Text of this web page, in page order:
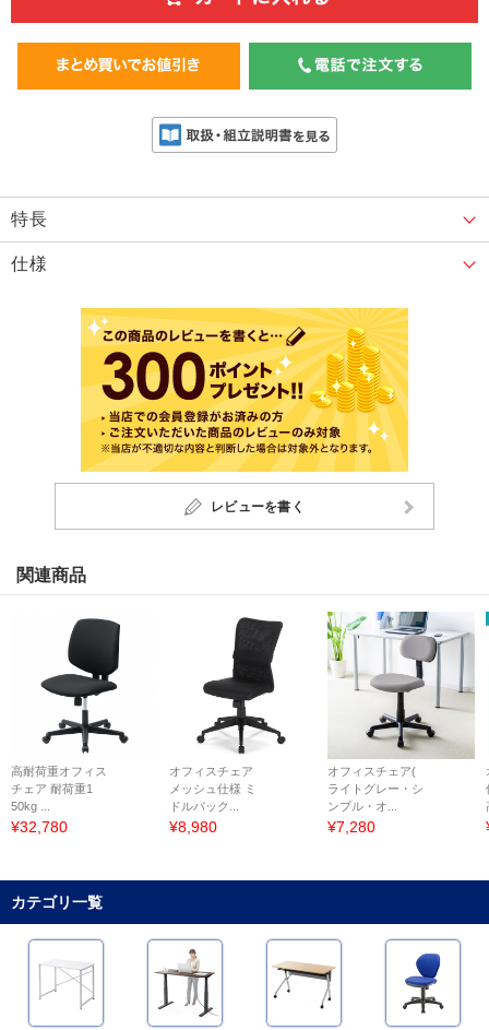
特長
仕様
レビューを書く
関連商品
高耐荷重オフィス
チェア 耐荷重1
50kg ...
¥32,780
オフィスチェア
メッシュ仕様 ミ
ドルバック...
¥8,980
オフィスチェア(
ライトグレー・シ
ンプル・オ...
¥7,280
カテゴリ一覧